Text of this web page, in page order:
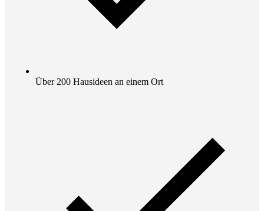
Über 200 Hausideen an einem Ort